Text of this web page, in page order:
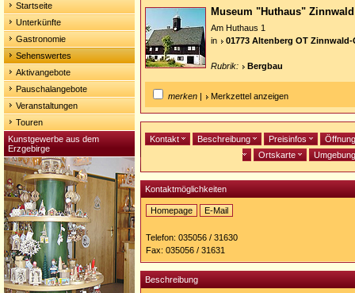
Startseite
Unterkünfte
Gastronomie
Sehenswertes
Aktivangebote
Pauschalangebote
Veranstaltungen
Touren
Kunstgewerbe aus dem
Erzgebirge
Museum "Huthaus"
Am Huthaus 1
in
01773 Altenberg OT
Rubrik: Bergbau
merken | Merkzettel anzeigen
Kontakt Beschreibung Preisinfos
Ortskarte
Kontaktmöglichkeiten
Homepage
http://www.bergbaumuseum-
altenberg.de/huthaus.htm
E-Mail
Telefon: 035056 / 31630
Fax: 035056 / 31631
Beschreibung